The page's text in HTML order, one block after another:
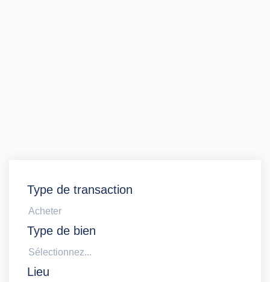
Type de transaction
Acheter
Type de bien
Sélectionnez...
Lieu